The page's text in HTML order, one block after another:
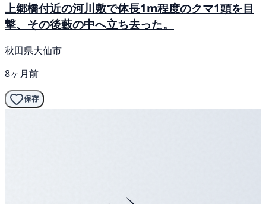
上郷橋付近の河川敷で体長1m程度のクマ1頭を目
撃、その後藪の中へ立ち去った。
秋田県大仙市
8ヶ月前
保存